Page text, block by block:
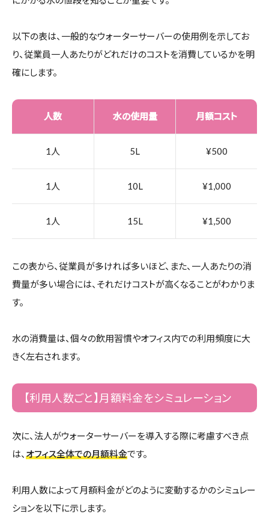
以下の表は、一般的なウォーターサーバーの使用例を示してお
り、従業員一人あたりがどれだけのコストを消費しているかを明
確にします。
人数 水の使用量 月額コスト
1人 5L ¥500
1人 10L ¥1,000
1人 15L ¥1,500
この表から、従業員が多ければ多いほど、また、一人あたりの消
費量が多い場合には、それだけコストが高くなることがわかりま
す。
水の消費量は、個々の飲用習慣やオフィス内での利用頻度に大
きく左右されます。
【利用人数ごと】月額料金をシミュレーション
次に、法人がウォーターサーバーを導入する際に考慮すべき点
は、 オフィス全体での月額料金です。
利用人数によって月額料金がどのように変動するかのシミュレー
ションを以下に示します。